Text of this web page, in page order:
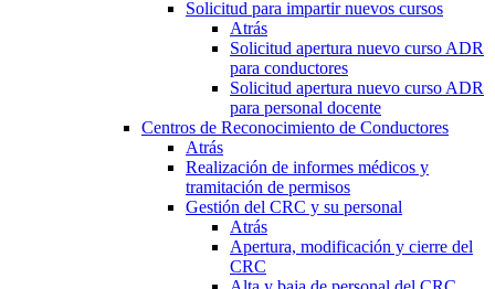
Solicitud para impartir nuevos cursos
Atrás
Solicitud apertura nuevo curso ADR
para conductores
Solicitud apertura nuevo curso ADR
para personal docente
Centros de Reconocimiento de Conductores
Atrás
Realización de informes médicos y
tramitación de permisos
Gestión del CRC y su personal
Atrás
Apertura, modificación y cierre del
CRC